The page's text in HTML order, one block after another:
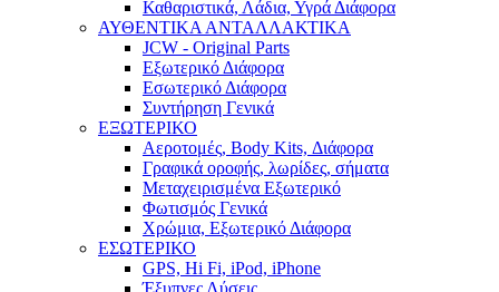
Καθαριστικά, Λάδια, Υγρά Διάφορα
ΑΥΘΕΝΤΙΚΑ ΑΝΤΑΛΛΑΚΤΙΚΑ
JCW - Original Parts
Εξωτερικό Διάφορα
Εσωτερικό Διάφορα
Συντήρηση Γενικά
ΕΞΩΤΕΡΙΚΟ
Αεροτομές, Body Kits, Διάφορα
Γραφικά οροφής, λωρίδες, σήματα
Μεταχειρισμένα Εξωτερικό
Φωτισμός Γενικά
Χρώμια, Εξωτερικό Διάφορα
ΕΣΩΤΕΡΙΚΟ
GPS, Hi Fi, iPod, iPhone
Έξυπνες Λύσεις